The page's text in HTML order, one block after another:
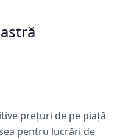
prețuri de pe piață
pentru lucrări de